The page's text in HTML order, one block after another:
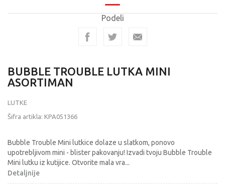
Podeli
BUBBLE TROUBLE LUTKA MINI
ASORTIMAN
LUTKE
Šifra artikla: KPA051366
Bubble Trouble Mini lutkice dolaze u slatkom, ponovo
upotrebljivom mini - blister pakovanju! Izvadi tvoju Bubble Trouble
Mini lutku iz kutijice. Otvorite mala vra...
Detaljnije